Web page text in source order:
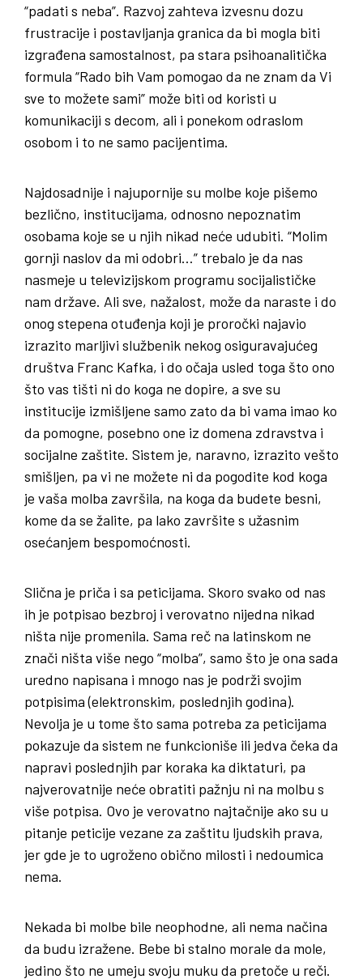
“padati s neba”. Razvoj zahteva izvesnu dozu
frustracije i postavljanja granica da bi mogla biti
izgrađena samostalnost, pa stara psihoanalitička
formula “Rado bih Vam pomogao da ne znam da Vi
sve to možete sami” može biti od koristi u
komunikaciji s decom, ali i ponekom odraslom
osobom i to ne samo pacijentima.
Najdosadnije i najupornije su molbe koje pišemo
bezlično, institucijama, odnosno nepoznatim
osobama koje se u njih nikad neće udubiti. “Molim
gornji naslov da mi odobri…” trebalo je da nas
nasmeje u televizijskom programu socijalističke
nam države. Ali sve, nažalost, može da naraste i do
onog stepena otuđenja koji je proročki najavio
izrazito marljivi službenik nekog osiguravajućeg
društva Franc Kafka, i do očaja usled toga što ono
što vas tišti ni do koga ne dopire, a sve su
institucije izmišljene samo zato da bi vama imao ko
da pomogne, posebno one iz domena zdravstva i
socijalne zaštite. Sistem je, naravno, izrazito vešto
smišljen, pa vi ne možete ni da pogodite kod koga
je vaša molba završila, na koga da budete besni,
kome da se žalite, pa lako završite s užasnim
osećanjem bespomoćnosti.
Slična je priča i sa peticijama. Skoro svako od nas
ih je potpisao bezbroj i verovatno nijedna nikad
ništa nije promenila. Sama reč na latinskom ne
znači ništa više nego “molba”, samo što je ona sada
uredno napisana i mnogo nas je podrži svojim
potpisima (elektronskim, poslednjih godina).
Nevolja je u tome što sama potreba za peticijama
pokazuje da sistem ne funkcioniše ili jedva čeka da
napravi poslednjih par koraka ka diktaturi, pa
najverovatnije neće obratiti pažnju ni na molbu s
više potpisa. Ovo je verovatno najtačnije ako su u
pitanje peticije vezane za zaštitu ljudskih prava,
jer gde je to ugroženo obično milosti i nedoumica
nema.
Nekada bi molbe bile neophodne, ali nema načina
da budu izražene. Bebe bi stalno morale da mole,
jedino što ne umeju svoju muku da pretoče u reči.